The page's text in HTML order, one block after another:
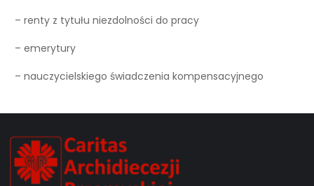
– renty z tytułu niezdolności do pracy
– emerytury
– nauczycielskiego świadczenia kompensacyjnego